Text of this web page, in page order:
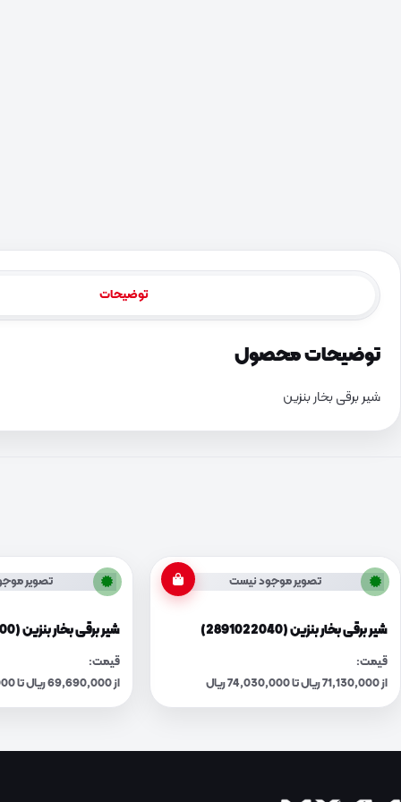
توضیحات
توضیحات محصول
شیر برقی بخار بنزین
تصویر موجود نیست
شیر برقی بخار بنزین (2891022040)
قیمت:
از 71,130,000 ریال تا 74,030,000 ریال
تصویر
شیر برقی بخار بنزین (2891025100)
قیمت:
از 69,690,000 ریال تا 72,530,000 ریال